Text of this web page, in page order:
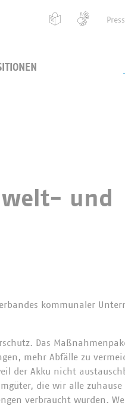
und
kommunaler
Das
mehr Abfälle zu
der Akku nicht
die wir alle
verbraucht wurden.